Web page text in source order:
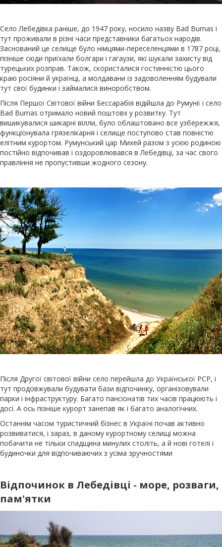
Село Лебедівка раніше, до 1947 року, носило назву Bad Burnas і
тут проживали в різні часи представники багатьох народів.
Заснований це селище було німцями-переселенцями в 1787 році,
пізніше сюди приїхали болгари і гагаузи, які шукали захисту від
турецьких розправ. Також, скористалися гостинністю цього
краю росіяни й українці, а молдавани із задоволенням будували
тут свої будинки і займалися виноробством.
Після Першої Світової війни Бессарабія відійшла до Румунії і село
Bad Burnas отримало новий поштовх у розвитку. Тут
вишикувалися шикарні вілли, було облаштовано все узбережжя,
функціонувала грязелікарня і селище поступово став повністю
елітним курортом. Румунський цар Михей разом з усією родиною
постійно відпочивав і оздоровлювався в Лебедівці, за час свого
правління не пропустивши жодного сезону.
Після Другої світової війни село перейшла до Української РСР, і
тут продовжували будувати бази відпочинку, організовували
парки і інфраструктуру. Багато пансіонатів тих часів працюють і
досі. А ось пізніше курорт занепав як і багато аналогічних.
Останнім часом туристичний бізнес в Україні почав активно
розвиватися, і зараз, в даному курортному селищі можна
побачити не тільки спадщина минулих століть, а й нові готелі і
будиночки для відпочиваючих з усіма зручностями
Відпочинок в Лебедівці - море, розваги,
пам'ятки